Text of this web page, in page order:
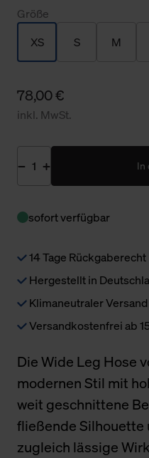
Größe
XS S M
78,00 €
inkl. MwSt.
In
sofort verfügbar
14 Tage Rückgaberecht
Hergestellt in
Klimaneutraler Versand
Versandkostenfrei ab
Die Wide Leg Hose
modernen Stil mit
weit geschnittene
fließende Silhouette
zugleich lässige